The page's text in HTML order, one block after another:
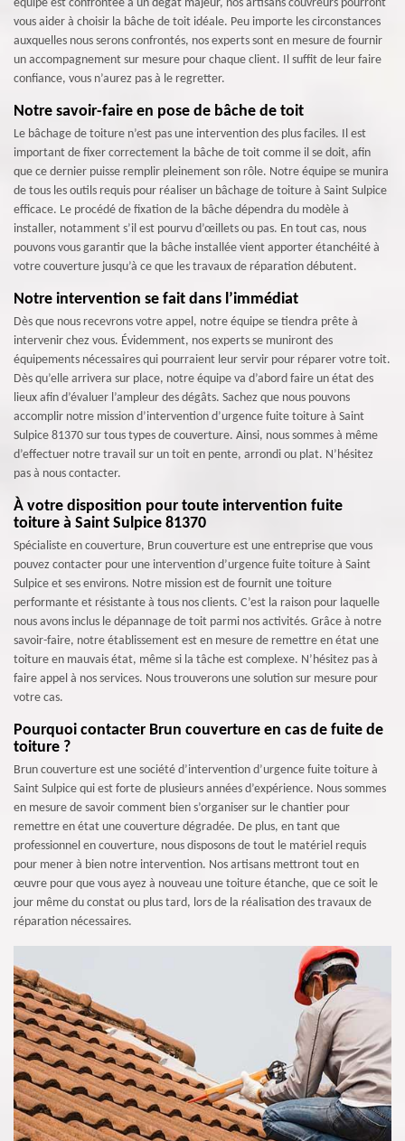
équipe est confrontée à un dégât majeur, nos artisans couvreurs pourront
vous aider à choisir la bâche de toit idéale. Peu importe les circonstances
auxquelles nous serons confrontés, nos experts sont en mesure de fournir
un accompagnement sur mesure pour chaque client. Il suffit de leur faire
confiance, vous n’aurez pas à le regretter.
Notre savoir-faire en pose de bâche de toit
Le bâchage de toiture n’est pas une intervention des plus faciles. Il est
important de fixer correctement la bâche de toit comme il se doit, afin
que ce dernier puisse remplir pleinement son rôle. Notre équipe se munira
de tous les outils requis pour réaliser un bâchage de toiture à Saint Sulpice
efficace. Le procédé de fixation de la bâche dépendra du modèle à
installer, notamment s’il est pourvu d’œillets ou pas. En tout cas, nous
pouvons vous garantir que la bâche installée vient apporter étanchéité à
votre couverture jusqu’à ce que les travaux de réparation débutent.
Notre intervention se fait dans l’immédiat
Dès que nous recevrons votre appel, notre équipe se tiendra prête à
intervenir chez vous. Évidemment, nos experts se muniront des
équipements nécessaires qui pourraient leur servir pour réparer votre toit.
Dès qu’elle arrivera sur place, notre équipe va d’abord faire un état des
lieux afin d’évaluer l’ampleur des dégâts. Sachez que nous pouvons
accomplir notre mission d’intervention d’urgence fuite toiture à Saint
Sulpice 81370 sur tous types de couverture. Ainsi, nous sommes à même
d’effectuer notre travail sur un toit en pente, arrondi ou plat. N’hésitez
pas à nous contacter.
À votre disposition pour toute intervention fuite
toiture à Saint Sulpice 81370
Spécialiste en couverture, Brun couverture est une entreprise que vous
pouvez contacter pour une intervention d’urgence fuite toiture à Saint
Sulpice et ses environs. Notre mission est de fournit une toiture
performante et résistante à tous nos clients. C’est la raison pour laquelle
nous avons inclus le dépannage de toit parmi nos activités. Grâce à notre
savoir-faire, notre établissement est en mesure de remettre en état une
toiture en mauvais état, même si la tâche est complexe. N’hésitez pas à
faire appel à nos services. Nous trouverons une solution sur mesure pour
votre cas.
Pourquoi contacter Brun couverture en cas de fuite de
toiture ?
Brun couverture est une société d’intervention d’urgence fuite toiture à
Saint Sulpice qui est forte de plusieurs années d’expérience. Nous sommes
en mesure de savoir comment bien s’organiser sur le chantier pour
remettre en état une couverture dégradée. De plus, en tant que
professionnel en couverture, nous disposons de tout le matériel requis
pour mener à bien notre intervention. Nos artisans mettront tout en
œuvre pour que vous ayez à nouveau une toiture étanche, que ce soit le
jour même du constat ou plus tard, lors de la réalisation des travaux de
réparation nécessaires.